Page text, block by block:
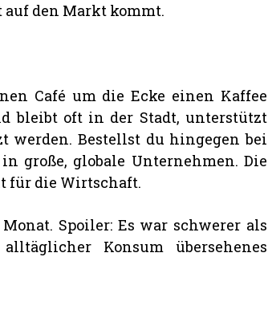
auf den Markt kommt.
Café um die Ecke einen Kaffee
bleibt oft in der Stadt, unterstützt
werden. Bestellst du hingegen bei
große, globale Unternehmen. Die
für die Wirtschaft.
Spoiler: Es war schwerer als
Konsum übersehenes